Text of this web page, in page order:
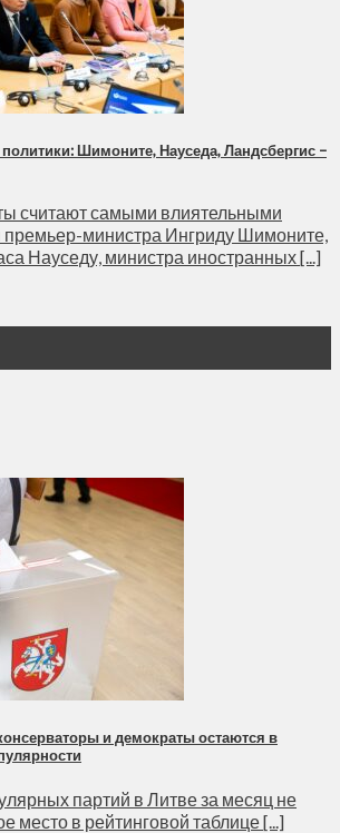
Шимоните, Науседа, Ландсбергис –
считают самыми влиятельными
премьер-министра Ингриду Шимоните,
Науседу, министра иностранных [...]
и демократы остаются в
партий в Литве за месяц не
место в рейтинговой таблице [...]